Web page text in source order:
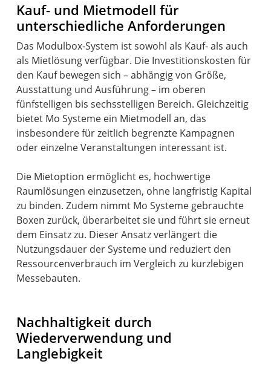
Kauf- und Mietmodell für
unterschiedliche Anforderungen
Das Modulbox-System ist sowohl als Kauf- als auch
als Mietlösung verfügbar. Die Investitionskosten für
den Kauf bewegen sich – abhängig von Größe,
Ausstattung und Ausführung – im oberen
fünfstelligen bis sechsstelligen Bereich. Gleichzeitig
bietet Mo Systeme ein Mietmodell an, das
insbesondere für zeitlich begrenzte Kampagnen
oder einzelne Veranstaltungen interessant ist.
Die Mietoption ermöglicht es, hochwertige
Raumlösungen einzusetzen, ohne langfristig Kapital
zu binden. Zudem nimmt Mo Systeme gebrauchte
Boxen zurück, überarbeitet sie und führt sie erneut
dem Einsatz zu. Dieser Ansatz verlängert die
Nutzungsdauer der Systeme und reduziert den
Ressourcenverbrauch im Vergleich zu kurzlebigen
Messebauten.
Nachhaltigkeit durch
Wiederverwendung und
Langlebigkeit